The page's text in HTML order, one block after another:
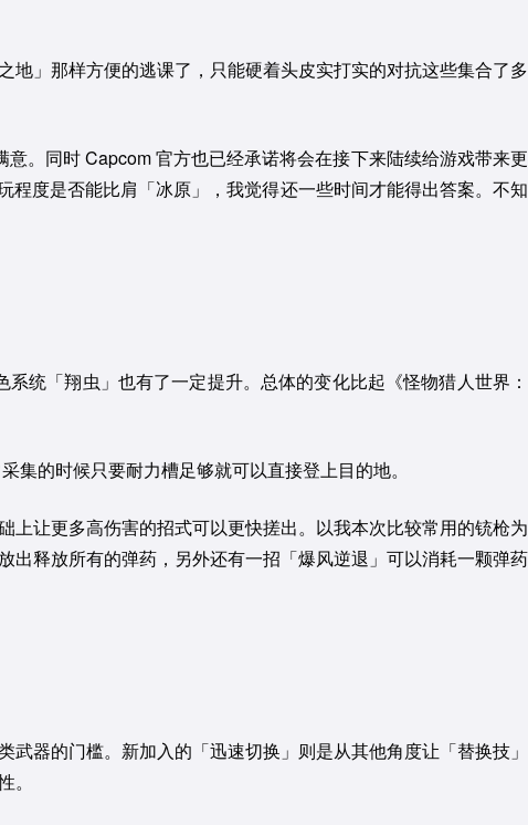
」那样方便的逃课了，只能硬着头皮实打实的对抗这些集合了多
。同时 Capcom 官方也已经承诺将会在接下来陆续给游戏带来更
度是否能比肩「冰原」，我觉得还一些时间才能得出答案。不知
统「翔虫」也有了一定提升。总体的变化比起《怪物猎人世界：
的时候只要耐力槽足够就可以直接登上目的地。
让更多高伤害的招式可以更快搓出。以我本次比较常用的铳枪为
释放所有的弹药，另外还有一招「爆风逆退」可以消耗一颗弹药
器的门槛。新加入的「迅速切换」则是从其他角度让「替换技」